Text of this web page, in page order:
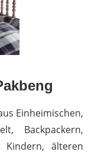
Einheimischen,
Backpackern,
Kindern, älteren